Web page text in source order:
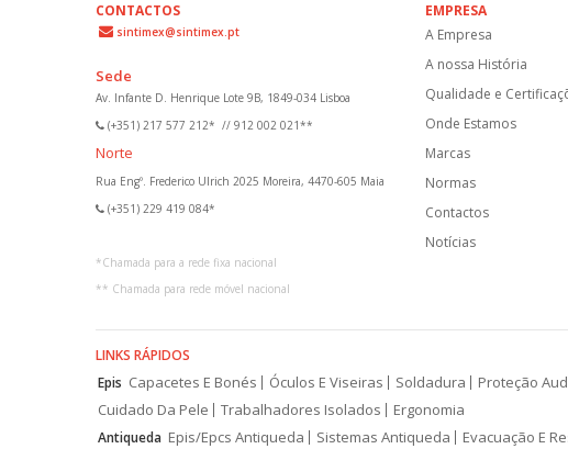
CONTACTOS
sintimex@sintimex.pt
Sede
Av. Infante D. Henrique Lote 9B, 1849-034 Lisboa
(+351) 217 577 212* // 912 002 021**
Norte
Rua Engº. Frederico Ulrich 2025 Moreira, 4470-605 Maia
(+351) 229 419 084*
*Chamada para a rede fixa nacional
** Chamada para rede móvel nacional
EMPRESA
A Empresa
A nossa História
Qualidade e
Onde Estamos
Marcas
Normas
Contactos
Notícias
LINKS RÁPIDOS
Epis Capacetes E Bonés Óculos E Viseiras Soldadura Proteção
Cuidado Da Pele
Trabalhadores Isolados Ergonomia
Antiqueda Epis/Epcs Antiqueda Sistemas Antiqueda Evacuação E